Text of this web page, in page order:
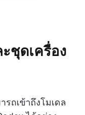
ชุดเครื่อง
ถเข้าถึงโมเดล